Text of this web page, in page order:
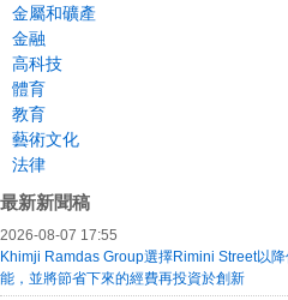
金屬和礦產
金融
高科技
體育
教育
藝術文化
法律
最新新聞稿
2026-08-07 17:55
Khimji Ramdas Group選擇Rimini Street以
能，並將節省下來的經費再投資於創新